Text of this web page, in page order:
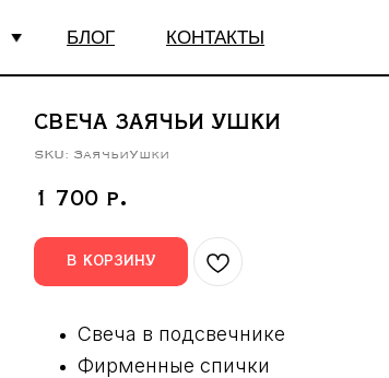
БЛОГ КОНТАКТЫ
СВЕЧА ЗАЯЧЬИ УШКИ
SKU: ЗаячьиУшки
1 700 р.
В КОРЗИНУ
Свеча в подсвечнике
Фирменные спички